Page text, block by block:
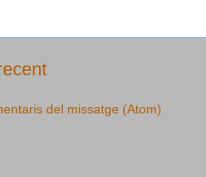
del missatge (Atom)